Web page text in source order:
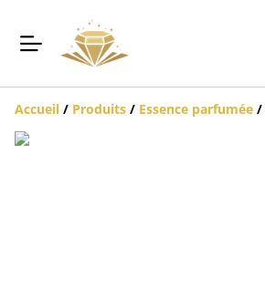
Accueil / Produits / Essence parfumée /